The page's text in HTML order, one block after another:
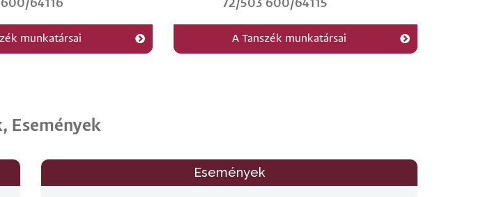
64116
munkatársai
72/503 600/64115
A Tanszék munkatársai
Események
Események